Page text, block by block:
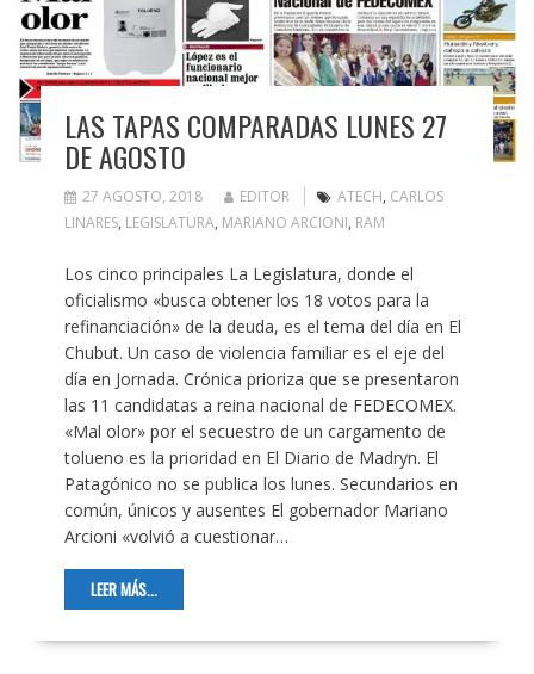
LAS TAPAS COMPARADAS LUNES 27
DE AGOSTO
27 AGOSTO, 2018 EDITOR ATECH, CARLOS
LINARES, LEGISLATURA, MARIANO ARCIONI, RAM
Los cinco principales La Legislatura, donde el
oficialismo «busca obtener los 18 votos para la
refinanciación» de la deuda, es el tema del día en El
Chubut. Un caso de violencia familiar es el eje del
día en Jornada. Crónica prioriza que se presentaron
las 11 candidatas a reina nacional de FEDECOMEX.
«Mal olor» por el secuestro de un cargamento de
tolueno es la prioridad en El Diario de Madryn. El
Patagónico no se publica los lunes. Secundarios en
común, únicos y ausentes El gobernador Mariano
Arcioni «volvió a cuestionar…
LEER MÁS...